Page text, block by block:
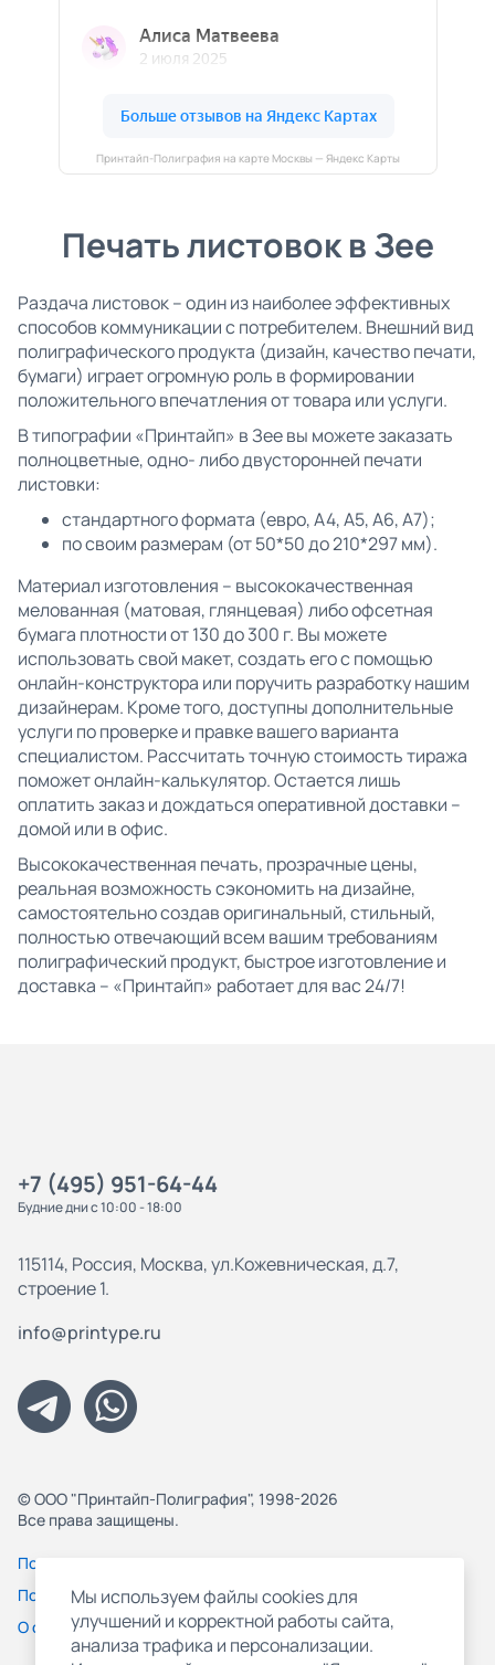
Принтайп-Полиграфия на карте Москвы — Яндекс Карты
Печать листовок в Зее
Раздача листовок – один из наиболее эффективных
способов коммуникации с потребителем. Внешний вид
полиграфического продукта (дизайн, качество печати,
бумаги) играет огромную роль в формировании
положительного впечатления от товара или услуги.
В типографии «Принтайп» в Зее вы можете заказать
полноцветные, одно- либо двусторонней печати
листовки:
стандартного формата (евро, А4, А5, А6, А7);
по своим размерам (от 50*50 до 210*297 мм).
Материал изготовления – высококачественная
мелованная (матовая, глянцевая) либо офсетная
бумага плотности от 130 до 300 г. Вы можете
использовать свой макет, создать его с помощью
онлайн-конструктора или поручить разработку нашим
дизайнерам. Кроме того, доступны дополнительные
услуги по проверке и правке вашего варианта
специалистом. Рассчитать точную стоимость тиража
поможет онлайн-калькулятор. Остается лишь
оплатить заказ и дождаться оперативной доставки –
домой или в офис.
Высококачественная печать, прозрачные цены,
реальная возможность сэкономить на дизайне,
самостоятельно создав оригинальный, стильный,
полностью отвечающий всем вашим требованиям
полиграфический продукт, быстрое изготовление и
доставка – «Принтайп» работает для вас 24/7!
+7 (495) 951-64-44
Будние дни с 10:00 - 18:00
115114, Россия, Москва, ул.Кожевническая, д.7,
строение 1.
info@printype.ru
© ООО "Принтайп-Полиграфия", 1998-2026
Все права защищены.
Политика конфиденциальности
Пользовательское соглашение
О файлах Cookie
Мы используем файлы cookies для
улучшений и корректной работы сайта,
анализа трафика и персонализации.